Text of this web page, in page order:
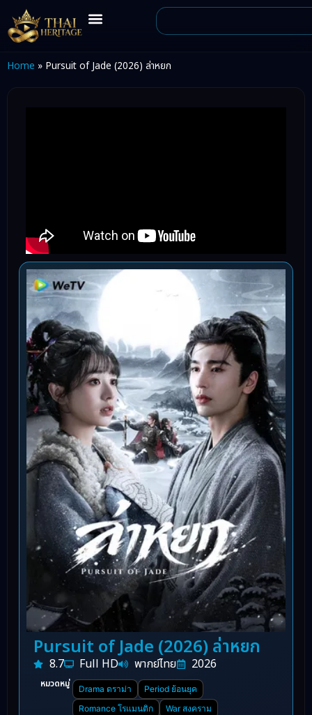
Home » Pursuit of Jade (2026) ล่าหยก
Pursuit of Jade (2026) ล่าหยก
8.7 Full HD พากย์ไทย 2026
หมวดหมู่ Drama ดราม่า
Period ย้อนยุค
Romance โรแมนติก
War สงคราม